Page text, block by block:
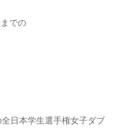
での
日本学生選手権女子ダブ